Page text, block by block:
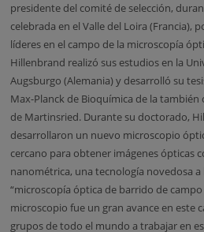
presidente del comité de selección,
celebrada en el Valle del Loira (Francia),
líderes en el campo de la microscopía
Hillenbrand realizó sus estudios en la
Augsburgo (Alemania) y desarrolló su
Max-Planck de Bioquímica de la también
de Martinsried. Durante su doctorado,
desarrollaron un nuevo microscopio
cercano para obtener imágenes ópticas
nanométrica, una tecnología novedosa
“microscopía óptica de barrido de campo
microscopio fue un gran avance en este
grupos de todo el mundo a trabajar en